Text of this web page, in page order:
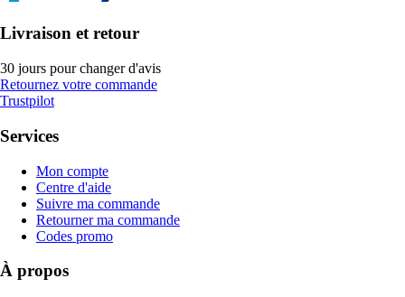
Livraison et retour
30 jours pour changer d'avis
Retournez votre commande
Trustpilot
Services
Mon compte
Centre d'aide
Suivre ma commande
Retourner ma commande
Codes promo
À propos